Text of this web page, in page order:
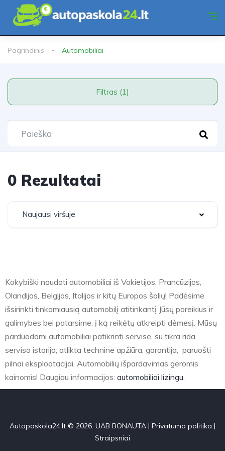
Pagrindinis Automobiliai
Filtras (1)
0 Rezultatai
Naujausi viršuje
Kokybiški naudoti automobiliai iš Vokietijos, Prancūzijos,
Olandijos, Belgijos, Italijos ir kitų Europos šalių! Padėsime
išsirinkti tinkamiausią automobilį atitinkantį Jūsų poreikius ir
galimybes bei patarsime, į ką reikėtų atkreipti dėmesį. Mūsų
parduodami automobiliai patikrinti servise, su tikra rida,
serviso istorija, atlikta technine apžiūra, garantija, paruošti
pilnai eksploatacijai. Automobilių išpardavimas geromis
kainomis! Daugiau informacijos: automobiliai lizingu.
Autopaskola24.lt © 2026. UAB BONAUTA | Privatumo politika |
Straipsniai